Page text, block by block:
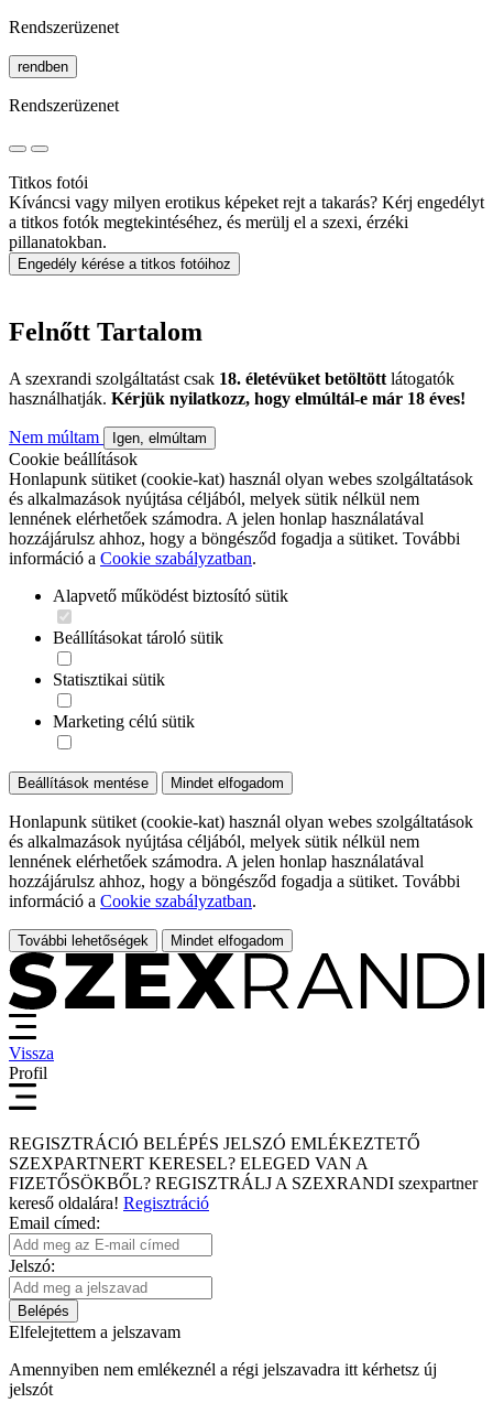
Rendszerüzenet
rendben
Rendszerüzenet
Titkos fotói
Kíváncsi vagy milyen erotikus képeket rejt a takarás? Kérj engedélyt
a titkos fotók megtekintéséhez, és merülj el a szexi, érzéki
pillanatokban.
Engedély kérése a titkos fotóihoz
Felnőtt Tartalom
A szexrandi szolgáltatást csak 18. életévüket betöltött látogatók
használhatják. Kérjük nyilatkozz, hogy elmúltál-e már 18 éves!
Nem múltam Igen, elmúltam
Cookie beállítások
Honlapunk sütiket (cookie-kat) használ olyan webes szolgáltatások
és alkalmazások nyújtása céljából, melyek sütik nélkül nem
lennének elérhetőek számodra. A jelen honlap használatával
hozzájárulsz ahhoz, hogy a böngésződ fogadja a sütiket. További
információ a Cookie szabályzatban.
Alapvető működést biztosító sütik
Beállításokat tároló sütik
Statisztikai sütik
Marketing célú sütik
Beállítások mentése Mindet elfogadom
Honlapunk sütiket (cookie-kat) használ olyan webes szolgáltatások
és alkalmazások nyújtása céljából, melyek sütik nélkül nem
lennének elérhetőek számodra. A jelen honlap használatával
hozzájárulsz ahhoz, hogy a böngésződ fogadja a sütiket. További
információ a Cookie szabályzatban.
További lehetőségek Mindet elfogadom
Vissza
Profil
REGISZTRÁCIÓ BELÉPÉS JELSZÓ EMLÉKEZTETŐ
SZEXPARTNERT KERESEL? ELEGED VAN A
FIZETŐSÖKBŐL? REGISZTRÁLJ A SZEXRANDI szexpartner
kereső oldalára! Regisztráció
Email címed:
Jelszó:
Belépés
Elfelejtettem a jelszavam
Amennyiben nem emlékeznél a régi jelszavadra itt kérhetsz új
jelszót